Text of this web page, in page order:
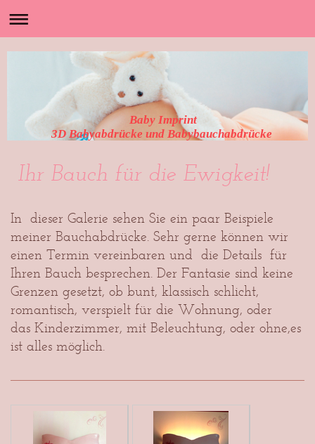
Baby Imprint
3D Babyabdrücke und Babybauchabdrücke
Ihr Bauch für die Ewigkeit!
In dieser Galerie sehen Sie ein paar Beispiele
meiner Bauchabdrücke. Sehr gerne können wir
einen Termin vereinbaren und die Details für
Ihren Bauch besprechen. Der Fantasie sind keine
Grenzen gesetzt, ob bunt, klassisch schlicht,
romantisch, verspielt für die Wohnung, oder
das Kinderzimmer, mit Beleuchtung, oder ohne,es
ist alles möglich.